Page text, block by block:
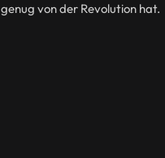
genug von der Revolution hat.